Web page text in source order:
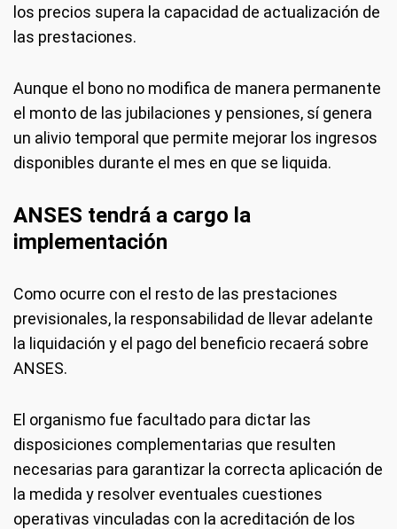
los precios supera la capacidad de actualización de
las prestaciones.
Aunque el bono no modifica de manera permanente
el monto de las jubilaciones y pensiones, sí genera
un alivio temporal que permite mejorar los ingresos
disponibles durante el mes en que se liquida.
ANSES tendrá a cargo la
implementación
Como ocurre con el resto de las prestaciones
previsionales, la responsabilidad de llevar adelante
la liquidación y el pago del beneficio recaerá sobre
ANSES.
El organismo fue facultado para dictar las
disposiciones complementarias que resulten
necesarias para garantizar la correcta aplicación de
la medida y resolver eventuales cuestiones
operativas vinculadas con la acreditación de los